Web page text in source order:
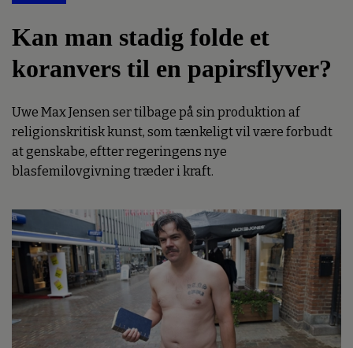
Kan man stadig folde et
koranvers til en papirsflyver?
Uwe Max Jensen ser tilbage på sin produktion af
religionskritisk kunst, som tænkeligt vil være forbudt
at genskabe, eftter regeringens nye
blasfemilovgivning træder i kraft.